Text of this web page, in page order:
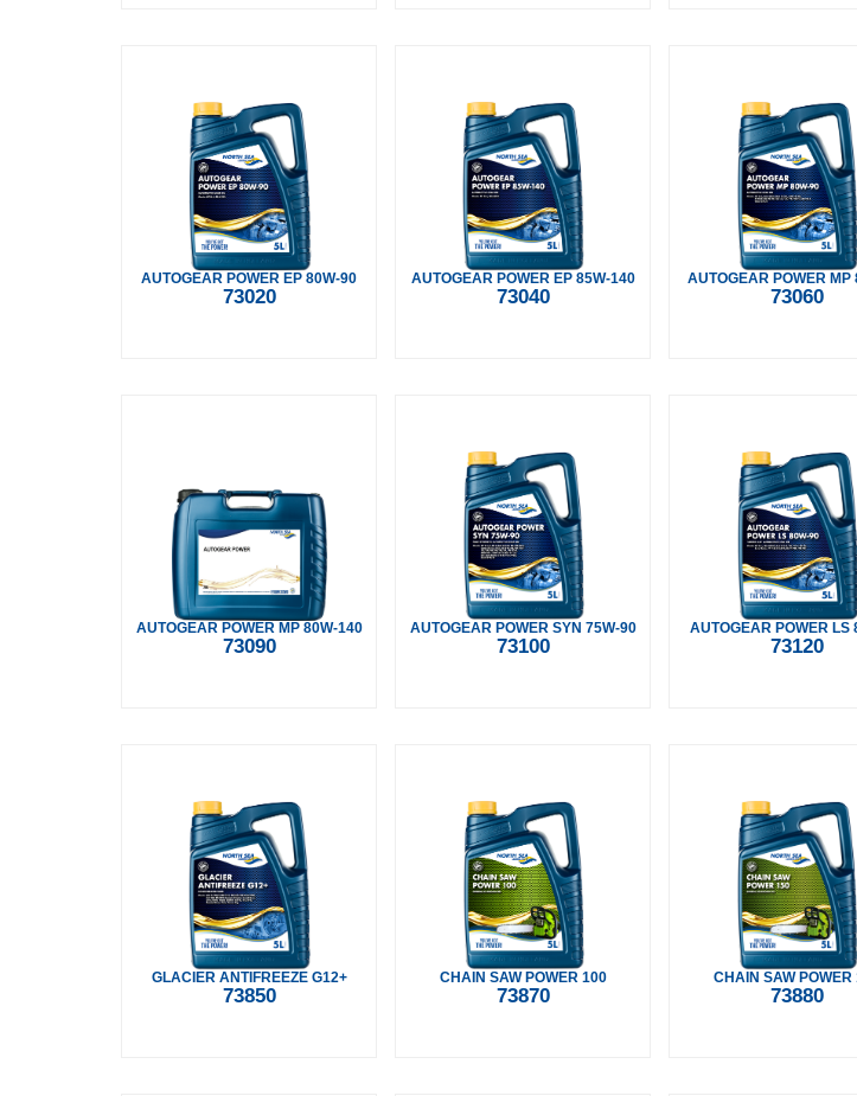
AUTOGEAR POWER EP 80W-90
73020
AUTOGEAR POWER EP 85W-140
73040
AUTOGEAR POWER MP
73060
AUTOGEAR POWER MP 80W-140
73090
AUTOGEAR POWER SYN 75W-90
73100
AUTOGEAR POWER LS
73120
GLACIER ANTIFREEZE G12+
73850
CHAIN SAW POWER 100
73870
CHAIN SAW POWER
73880